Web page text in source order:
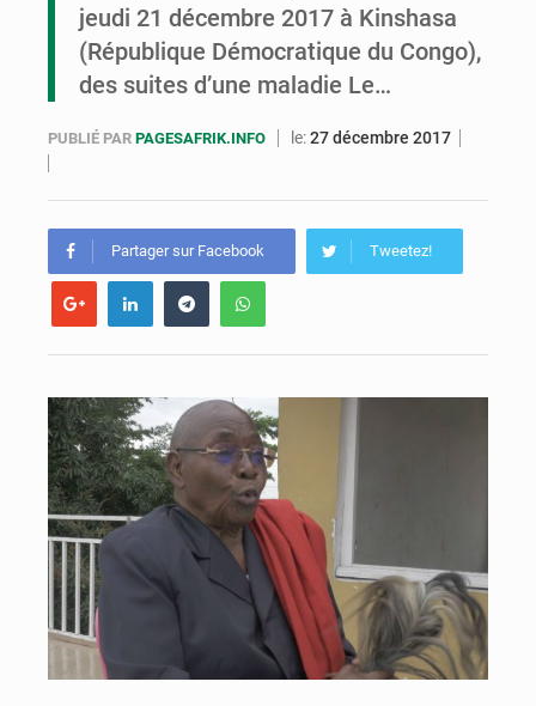
jeudi 21 décembre 2017 à Kinshasa
(République Démocratique du Congo),
des suites d’une maladie Le…
PUBLIÉ PAR PAGESAFRIK.INFO le:27 décembre 2017
Partager sur Facebook Tweetez!